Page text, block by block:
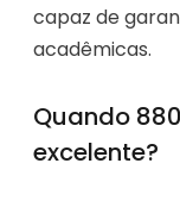
capaz de
acadêmicas.
Quando
excelente?